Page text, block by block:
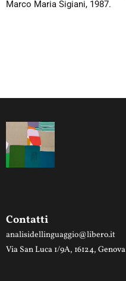
Marco Maria Sigiani, 1987.
Contatti
analisidellinguaggio@libero.it
Via San Luca 1/9A, 16124, Genova